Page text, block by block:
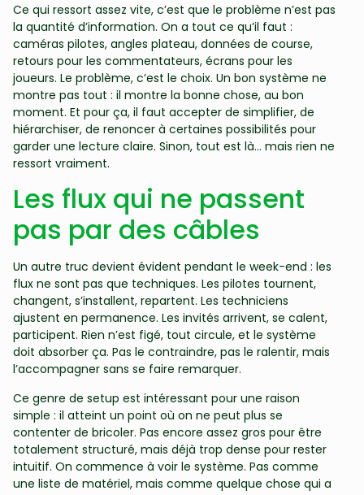
Ce qui ressort assez vite, c’est que le problème n’est pas
la quantité d’information. On a tout ce qu’il faut :
caméras pilotes, angles plateau, données de course,
retours pour les commentateurs, écrans pour les
joueurs. Le problème, c’est le choix. Un bon système ne
montre pas tout : il montre la bonne chose, au bon
moment. Et pour ça, il faut accepter de simplifier, de
hiérarchiser, de renoncer à certaines possibilités pour
garder une lecture claire. Sinon, tout est là… mais rien ne
ressort vraiment.
Les flux qui ne passent
pas par des câbles
Un autre truc devient évident pendant le week-end : les
flux ne sont pas que techniques. Les pilotes tournent,
changent, s’installent, repartent. Les techniciens
ajustent en permanence. Les invités arrivent, se calent,
participent. Rien n’est figé, tout circule, et le système
doit absorber ça. Pas le contraindre, pas le ralentir, mais
l’accompagner sans se faire remarquer.
Ce genre de setup est intéressant pour une raison
simple : il atteint un point où on ne peut plus se
contenter de bricoler. Pas encore assez gros pour être
totalement structuré, mais déjà trop dense pour rester
intuitif. On commence à voir le système. Pas comme
une liste de matériel, mais comme quelque chose qui a